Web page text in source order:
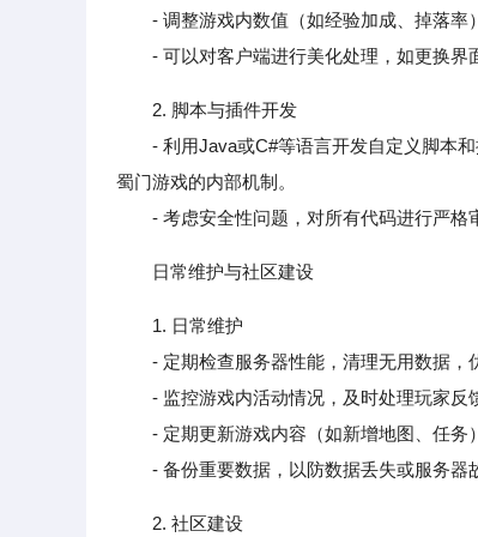
- 调整游戏内数值（如经验加成、掉落率
- 可以对客户端进行美化处理，如更换界
2. 脚本与插件开发
- 利用Java或C#等语言开发自定义脚本和
蜀门游戏的内部机制。
- 考虑安全性问题，对所有代码进行严格
日常维护与社区建设
1. 日常维护
- 定期检查服务器性能，清理无用数据，
- 监控游戏内活动情况，及时处理玩家反
- 定期更新游戏内容（如新增地图、任务
- 备份重要数据，以防数据丢失或服务器
2. 社区建设